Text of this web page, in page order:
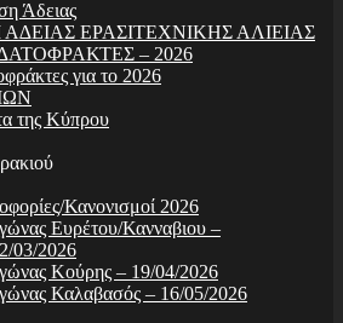
Άδειας
Α∆ΕΙΑΣ ΕΡΑΣΙΤΕΧΝΙΚΗΣ ΑΛΙΕΙΑΣ
– 2026
για το 2026
της Κύπρου
Κανονισμοί 2026
Ευρέτου/Κανναβιου –
03/2026
Κούρης – 19/04/2026
Καλαβασός – 16/05/2026